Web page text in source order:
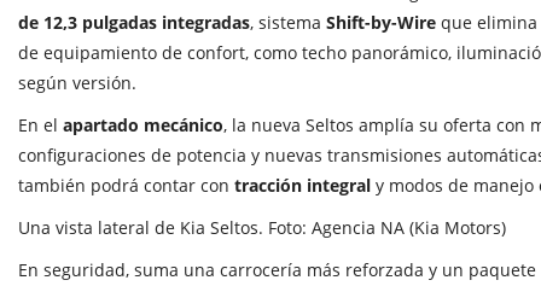
de 12,3 pulgadas integradas, sistema Shift-by-Wire que
de equipamiento de confort, como techo panorámico,
según versión.
En el apartado mecánico, la nueva Seltos amplía su oferta con
configuraciones de potencia y nuevas transmisiones
también podrá contar con tracción integral y modos de manejo
Una vista lateral de Kia Seltos. Foto: Agencia NA (Kia Motors)
En seguridad, suma una carrocería más reforzada y un